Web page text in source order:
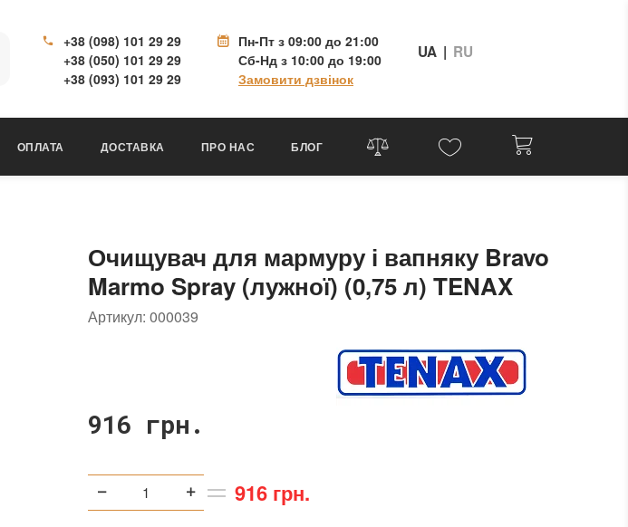
+38 (098) 101 29 29
+38 (050) 101 29 29
+38 (093) 101 29 29
Пн-Пт з 09:00 до 21:00
Сб-Нд з 10:00 до 19:00
Замовити дзвінок
UA | RU
ОПЛАТА ДОСТАВКА ПРО НАС БЛОГ
Очищувач для мармуру і вапняку Bravo
Marmo Spray (лужної) (0,75 л) TENAX
Артикул: 000039
916 грн.
916 грн.